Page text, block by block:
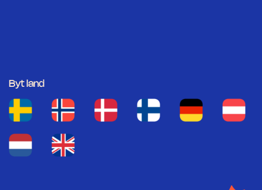
Byt land